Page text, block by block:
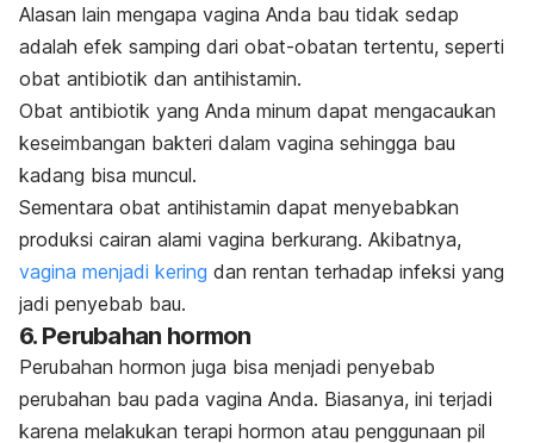
Alasan lain mengapa vagina Anda bau tidak sedap
adalah efek samping dari obat-obatan tertentu, seperti
obat antibiotik dan antihistamin.
Obat antibiotik yang Anda minum dapat mengacaukan
keseimbangan bakteri dalam vagina sehingga bau
kadang bisa muncul.
Sementara obat antihistamin dapat menyebabkan
produksi cairan alami vagina berkurang. Akibatnya,
vagina menjadi kering dan rentan terhadap infeksi yang
jadi penyebab bau.
6. Perubahan hormon
Perubahan hormon juga bisa menjadi penyebab
perubahan bau pada vagina Anda. Biasanya, ini terjadi
karena melakukan terapi hormon atau penggunaan pil